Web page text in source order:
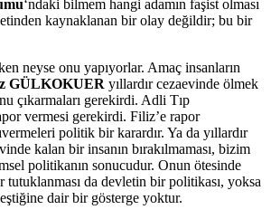
‘ndaki bilmem hangi adamın faşist olması
kaynaklanan bir olay değildir; bu bir
neyse onu yapıyorlar. Amaç insanların
GÜLKOKUER yıllardır cezaevinde ölmek
çıkarmaları gerekirdi. Adli Tıp
vermesi gerekirdi. Filiz’e rapor
politik bir karardır. Ya da yıllardır
kalan bir insanın bırakılmaması, bizim
politikanın sonucudur. Onun ötesinde
tutuklanması da devletin bir politikası, yoksa
dair bir gösterge yoktur.